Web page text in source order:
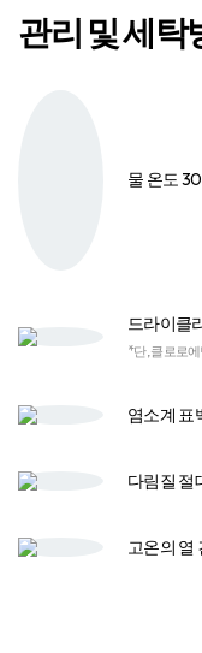
관리 및 세탁
물 온도
드라이클
*단, 클로로
염소계 표
다림질 절
고온의 열